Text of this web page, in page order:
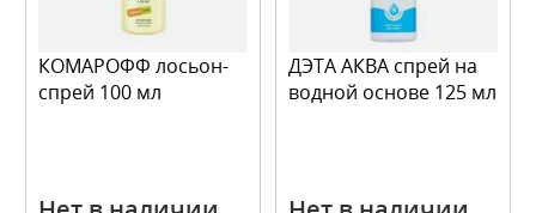
КОМАРОФФ лосьон-
спрей 100 мл
ДЭТА АКВА спрей на
водной основе 125 мл